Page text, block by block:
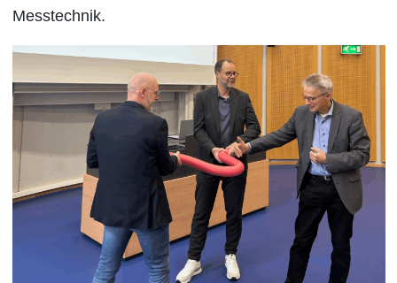
Messtechnik.